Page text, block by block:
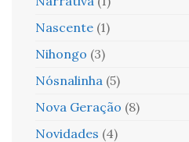
Nascente (1)
Nihongo (3)
Nósnalinha (5)
Nova Geração (8)
Novidades (4)